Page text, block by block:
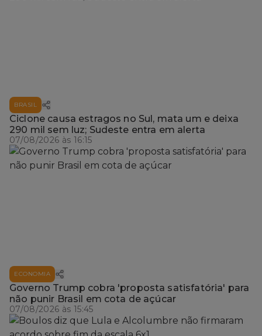
BRASIL
Ciclone causa estragos no Sul, mata um e deixa
290 mil sem luz; Sudeste entra em alerta
07/08/2026 às 16:15
ECONOMIA
Governo Trump cobra 'proposta satisfatória' para
não punir Brasil em cota de açúcar
07/08/2026 às 15:45